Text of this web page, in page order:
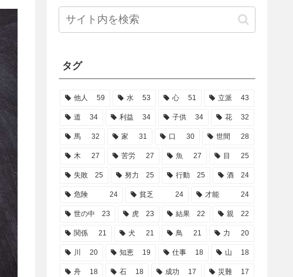
タグ
他人 59 水 53 心 51 立派 43
道 34 利益 34 子供 34 花 32
馬 32 家 31 口 30 世間 28
木 27 苦労 27 魚 27 目 25
失敗 25 努力 25 行動 25 酒 24
危険 24 貧乏 24 才能 24
世の中 23 虎 23 結果 22 親 22
関係 21 犬 21 鳥 21 力 20
川 20 知恵 19 仕事 18 山 18
舟 18 石 18 成功 17 災難 17